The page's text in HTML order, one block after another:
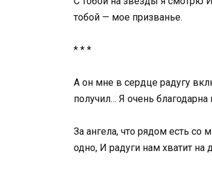
тобой — мое призванье.
* * *
А он мне в сердце радугу
получил… Я очень благодарна
За ангела, что рядом есть со
одно, И радуги нам хватит на